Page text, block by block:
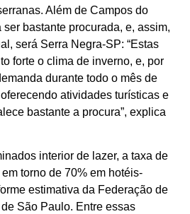
Além de Campos do
ser bastante procurada, e, assim,
será Serra Negra-SP: “Estas
forte o clima de inverno, e, por
durante todo o mês de
atividades turísticas e
bastante a procura”, explica
interior de lazer, a taxa de
torno de 70% em hotéis-
estimativa da Federação de
São Paulo. Entre essas